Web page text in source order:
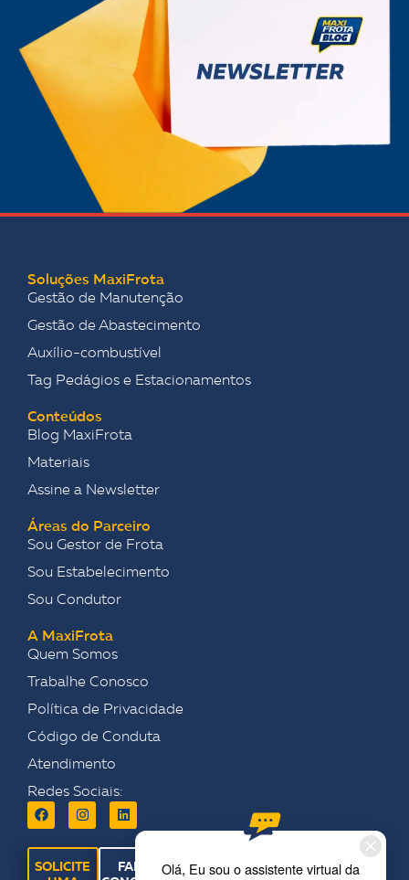
Soluções MaxiFrota
Gestão de Manutenção
Gestão de Abastecimento
Auxílio-combustível
Tag Pedágios e Estacionamentos
Conteúdos
Blog MaxiFrota
Materiais
Assine a Newsletter
Áreas do Parceiro
Sou Gestor de Frota
Sou Estabelecimento
Sou Condutor
A MaxiFrota
Quem Somos
Trabalhe Conosco
Política de Privacidade
Código de Conduta
Atendimento
Redes Sociais:
SOLICITE
FALE